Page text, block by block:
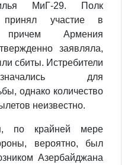
МиГ-29. Полк
участие в
Армения
заявляла,
сбиты. Истребители
для
однако количество
неизвестно.
по крайней мере
ве­роятно, был
Азербайджана